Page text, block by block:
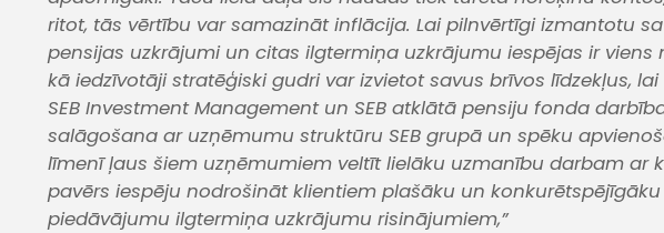
ritot, tās vērtību var samazināt inflācija. Lai pilnvērtīgi izmantotu
pensijas uzkrājumi un citas ilgtermiņa uzkrājumu iespējas ir viens
kā iedzīvotāji stratēģiski gudri var izvietot savus brīvos līdzekļus,
SEB Investment Management un SEB atklātā pensiju fonda
salāgošana ar uzņēmumu struktūru SEB grupā un spēku
līmenī ļaus šiem uzņēmumiem veltīt lielāku uzmanību darbam ar
pavērs iespēju nodrošināt klientiem plašāku un konkurētspējīgāku
piedāvājumu ilgtermiņa uzkrājumu risinājumiem,”